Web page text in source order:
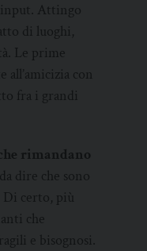
Attingo
di luoghi,
Le prime
all’amicizia con
fra i grandi
rimandano
dire che sono
Di certo, più
che
e bisognosi.